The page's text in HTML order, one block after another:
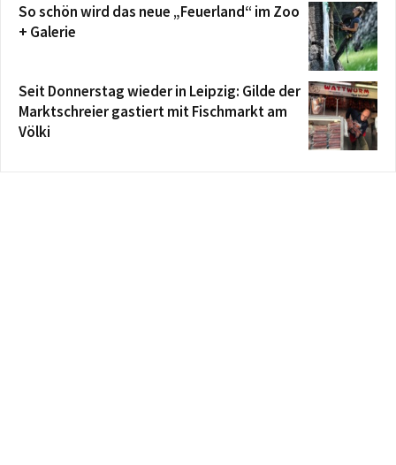
So schön wird das neue „Feuerland“ im Zoo
+ Galerie
Seit Donnerstag wieder in Leipzig: Gilde der
Marktschreier gastiert mit Fischmarkt am
Völki